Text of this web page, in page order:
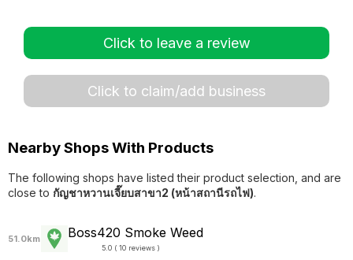
Click to leave a review
Click to claim/add business
Nearby Shops With Products
The following shops have listed their product selection, and are
close to กัญชาหวานเจี๊ยบสาขา2 (หน้าสถานีรถไฟ).
51.0km Boss420 Smoke Weed
5.0 ( 10 reviews )